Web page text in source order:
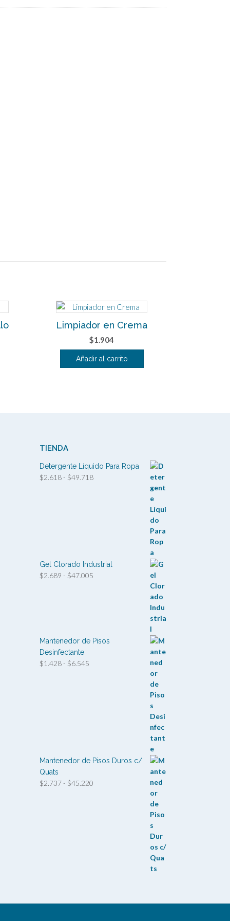
Limpiador en Crema
$1.904
Añadir al carrito
TIENDA
Detergente Líquido Para Ropa
$2.618 - $49.718Rango
Gel Clorado Industrial
$2.689 - $47.005
$47.005
Mantenedor de Pisos
Desinfectante
$1.428 - $6.545
Mantenedor de Pisos Duros c/
Quats
$2.737 - $45.220